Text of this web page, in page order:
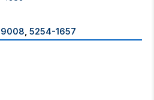
9008 5254-1657